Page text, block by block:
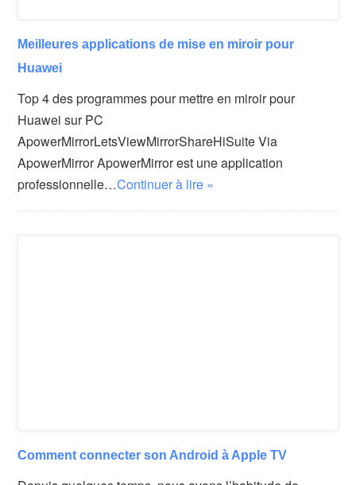
Meilleures applications de mise en miroir pour
Huawei
Top 4 des programmes pour mettre en miroir pour
Huawei sur PC
ApowerMirrorLetsViewMirrorShareHiSuite Via
ApowerMirror ApowerMirror est une application
professionnelle…Continuer à lire »
Comment connecter son Android à Apple TV